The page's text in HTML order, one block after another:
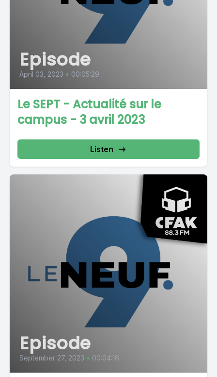
Episode
April 03, 2023 • 00:05:29
Le SEPT - Actualité sur le
campus - 3 avril 2023
Listen
Episode
September 27, 2023 • 00:04:16